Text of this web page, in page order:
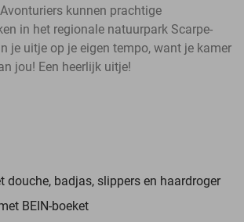
kunnen prachtige
in het regionale natuurpark Scarpe-
je uitje op je eigen tempo, want je kamer
jou! Een heerlijk uitje!
douche, badjas, slippers en haardroger
BEIN-boeket